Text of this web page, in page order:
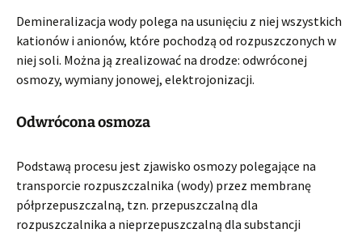
Demineralizacja wody polega na usunięciu z niej wszystkich
kationów i anionów, które pochodzą od rozpuszczonych w
niej soli. Można ją zrealizować na drodze: odwróconej
osmozy, wymiany jonowej, elektrojonizacji.
Odwrócona osmoza
Podstawą procesu jest zjawisko osmozy polegające na
transporcie rozpuszczalnika (wody) przez membranę
półprzepuszczalną, tzn. przepuszczalną dla
rozpuszczalnika a nieprzepuszczalną dla substancji